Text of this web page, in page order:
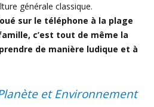
générale classique.
sur le téléphone à la plage
c’est tout de même la
de manière ludique et à
et Environnement